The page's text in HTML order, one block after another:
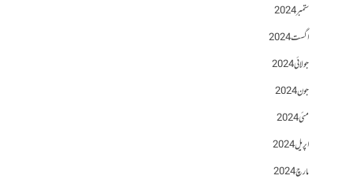
ستمبر 2024
اگست 2024
جولائی 2024
جون 2024
مئی 2024
اپریل 2024
مارچ 2024